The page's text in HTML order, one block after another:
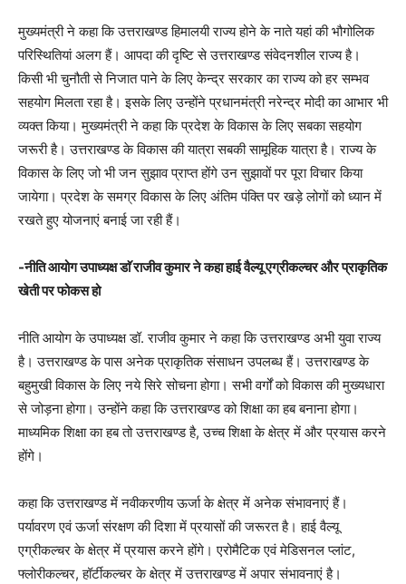
मुख्यमंत्री ने कहा कि उत्तराखण्ड हिमालयी राज्य होने के नाते यहां की भौगोलिक
परिस्थितियां अलग हैं। आपदा की दृष्टि से उत्तराखण्ड संवेदनशील राज्य है।
किसी भी चुनौती से निजात पाने के लिए केन्द्र सरकार का राज्य को हर सम्भव
सहयोग मिलता रहा है। इसके लिए उन्होंने प्रधानमंत्री नरेन्द्र मोदी का आभार भी
व्यक्त किया। मुख्यमंत्री ने कहा कि प्रदेश के विकास के लिए सबका सहयोग
जरूरी है। उत्तराखण्ड के विकास की यात्रा सबकी सामूहिक यात्रा है। राज्य के
विकास के लिए जो भी जन सुझाव प्राप्त होंगे उन सुझावों पर पूरा विचार किया
जायेगा। प्रदेश के समग्र विकास के लिए अंतिम पंक्ति पर खड़े लोगों को ध्यान में
रखते हुए योजनाएं बनाई जा रही हैं।
-नीति आयोग उपाध्यक्ष डाॅ राजीव कुमार ने कहा हाई वैल्यू एग्रीकल्चर और प्राकृतिक
खेती पर फोकस हो
नीति आयोग के उपाध्यक्ष डॉ. राजीव कुमार ने कहा कि उत्तराखण्ड अभी युवा राज्य
है। उत्तराखण्ड के पास अनेक प्राकृतिक संसाधन उपलब्ध हैं। उत्तराखण्ड के
बहुमुखी विकास के लिए नये सिरे सोचना होगा। सभी वर्गों को विकास की मुख्यधारा
से जोड़ना होगा। उन्होंने कहा कि उत्तराखण्ड को शिक्षा का हब बनाना होगा।
माध्यमिक शिक्षा का हब तो उत्तराखण्ड है, उच्च शिक्षा के क्षेत्र में और प्रयास करने
होंगे।
कहा कि उत्तराखण्ड में नवीकरणीय ऊर्जा के क्षेत्र में अनेक संभावनाएं हैं।
पर्यावरण एवं ऊर्जा संरक्षण की दिशा में प्रयासों की जरूरत है। हाई वैल्यू
एग्रीकल्चर के क्षेत्र में प्रयास करने होंगे। एरोमैटिक एवं मेडिसनल प्लांट,
फ्लोरीकल्चर, हॉर्टीकल्चर के क्षेत्र में उत्तराखण्ड में अपार संभावनाएं है।